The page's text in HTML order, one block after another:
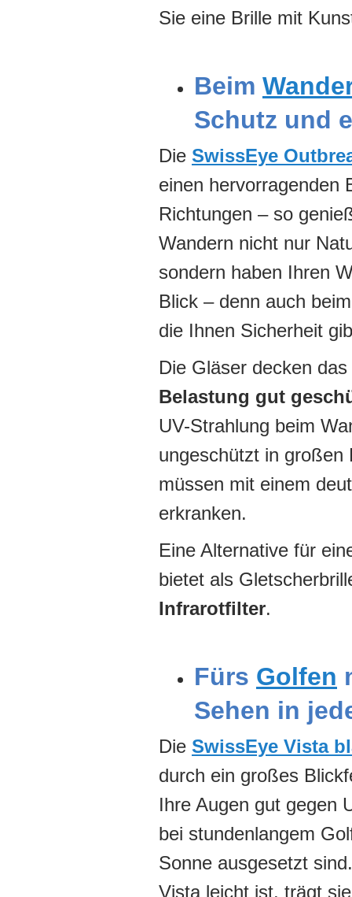
Sie eine Brille mit
Beim
Schutz und
Die SwissEye
einen hervorragenden
Richtungen – so
Wandern nicht nur
sondern haben Ihren
Blick – denn auch
die Ihnen Sicherheit
Die Gläser decken
Belastung gut
UV-Strahlung beim
ungeschützt in großen
müssen mit einem
erkranken.
Eine Alternative für
bietet als
Infrarotfilter.
Fürs Golfen
Sehen in
Die SwissEye Vista
durch ein großes
Ihre Augen gut gegen
bei stundenlangem
Sonne ausgesetzt
Vista leicht ist, trägt